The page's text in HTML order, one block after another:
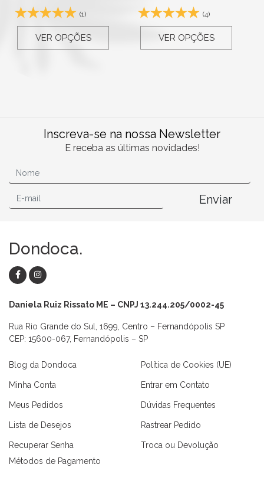
(1)
VER OPÇÕES
(4)
VER OPÇÕES
Inscreva-se na nossa Newsletter
E receba as últimas novidades!
Enviar
Dondoca.
Daniela Ruiz Rissato ME – CNPJ 13.244.205/0002-45
Rua Rio Grande do Sul, 1699, Centro – Fernandópolis SP
CEP: 15600-067, Fernandópolis – SP
Blog da Dondoca
Minha Conta
Meus Pedidos
Lista de Desejos
Recuperar Senha
Política de Cookies (UE)
Entrar em Contato
Dúvidas Frequentes
Rastrear Pedido
Troca ou Devolução
Métodos de Pagamento